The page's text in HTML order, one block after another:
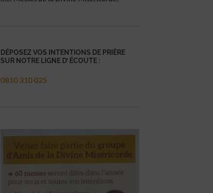
DÉPOSEZ VOS INTENTIONS DE PRIÈRE
SUR NOTRE LIGNE D’ ÉCOUTE :
0810 310 025